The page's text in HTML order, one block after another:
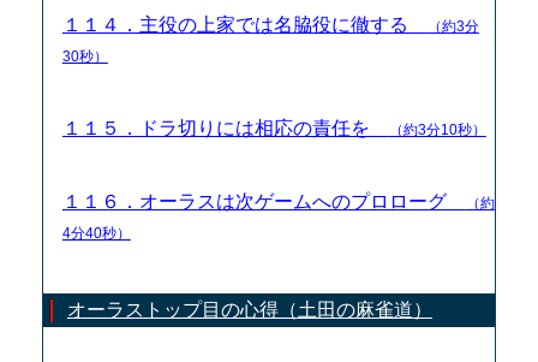
１１４．主役の上家では名脇役に徹する
（約3分
30秒）
１１５．ドラ切りには相応の責任を （約3分10秒）
１１６．オーラスは次ゲームへのプロローグ
（約
4分40秒）
オーラストップ目の心得（土田の麻雀道）